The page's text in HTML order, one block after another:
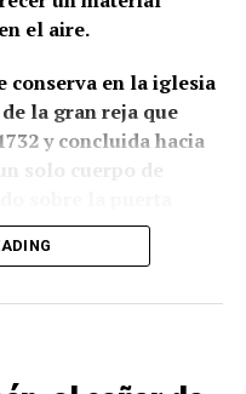
el aire.
conserva en la iglesia
de la gran reja que
y concluida hacia
solo cuerpo de
En lo alto
por ángeles con
parecen tocar sus
partes fueron